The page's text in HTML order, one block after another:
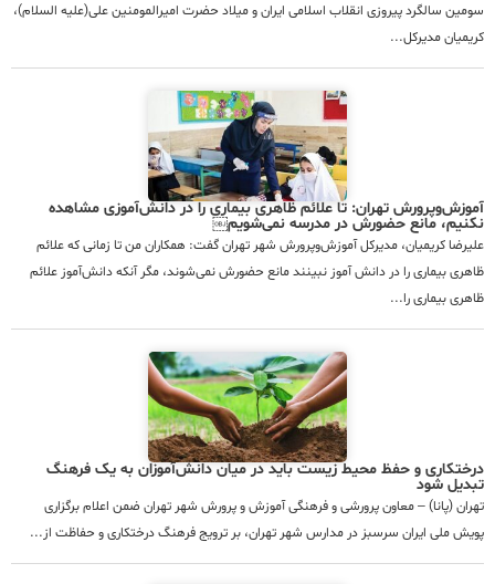
سومین سالگرد پیروزی انقلاب اسلامی ایران و میلاد حضرت امیرالمومنین علی(علیه السلام)،
کریمیان مدیرکل...
آموزش‌وپرورش تهران: تا علائم ظاهری بیماری را در دانش‌آموزی مشاهده
نکنیم، مانع حضورش در مدرسه نمی‌شویم￼
علیرضا کریمیان، مدیرکل آموزش‌وپرورش شهر تهران گفت: همکاران من تا زمانی که علائم
ظاهری بیماری را در دانش آموز نبینند مانع حضورش نمی‌شوند، مگر آنکه دانش‌آموز علائم
ظاهری بیماری را...
درختکاری و حفظ محیط زیست باید در میان دانش‌آموزان به یک فرهنگ
تبدیل شود
تهران (پانا) – معاون پرورشی و فرهنگی آموزش و پرورش شهر تهران ضمن اعلام برگزاری
پویش ملی ایران سرسبز در مدارس شهر تهران، بر ترویج فرهنگ درختکاری و حفاظت از...